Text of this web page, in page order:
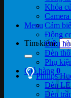
Menu
Tìm kiếm:
Giỏ hàng 0
Khóa
Cảm
Động
Điều
Đèn
Phụ
Philips
Đèn
Đèn